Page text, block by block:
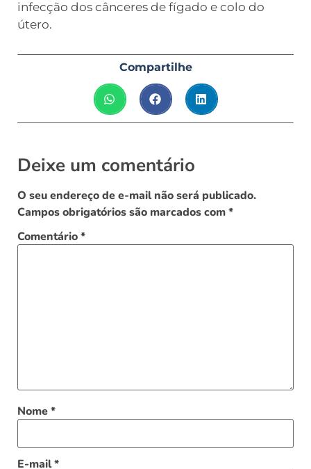
infecção dos cânceres de fígado e colo do
útero.
Compartilhe
Deixe um comentário
O seu endereço de e-mail não será publicado.
Campos obrigatórios são marcados com*
Comentário*
Nome*
E-mail*